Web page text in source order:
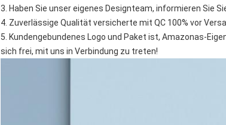
3. Haben Sie unser eigenes Designteam, informieren Sie
4. Zuverlässige Qualität versicherte mit QC 100% vor
5. Kundengebundenes Logo und Paket ist, Amazonas-
sich frei, mit uns in Verbindung zu treten!